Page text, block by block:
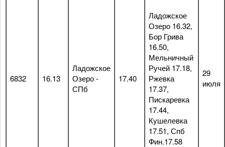
6832 16.13
Ладожское
Озеро -
СПб
17.40
Ладожское
Озеро 16.32,
Бор Грива
16.50,
Мельничный
Ручей 17.18,
Ржевка
17.37,
Пискаревка
17.44,
Кушелевка
17.51, Спб
Фин.17.58
29
июля